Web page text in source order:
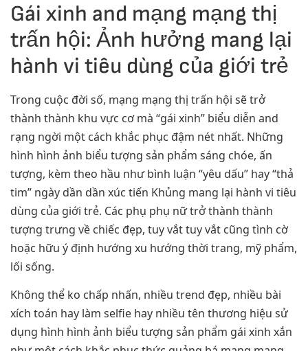
Gái xinh and mạng mạng thị
trấn hội: Ảnh hưởng mang lại
hành vi tiêu dùng của giới trẻ
Trong cuộc đời số, mạng mạng thị trấn hội sẽ trở
thành thành khu vực cơ mà “gái xinh” biểu diễn and
rạng ngời một cách khắc phục đậm nét nhất. Những
hình hình ảnh biểu tượng sản phẩm sáng chóe, ấn
tượng, kèm theo hầu như bình luận “yêu dấu” hay “thả
tim” ngày dần dần xúc tiến Khủng mang lại hành vi tiêu
dùng của giới trẻ. Các phụ phụ nữ trở thành thành
tượng trưng về chiếc đẹp, tuy vắt tuy vắt cũng tình cờ
hoặc hữu ý định hướng xu hướng thời trang, mỹ phẩm,
lối sống.
Không thể ko chấp nhấn, nhiều trend đẹp, nhiều bài
xích toán hay làm selfie hay nhiều tên thương hiệu sử
dụng hình hình ảnh biểu tượng sản phẩm gái xinh xắn